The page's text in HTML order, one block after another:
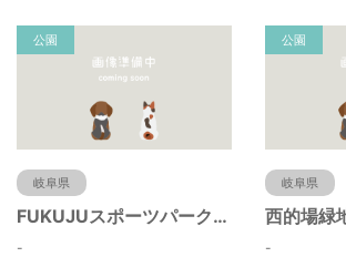
公園
岐阜県
FUKUJUスポーツパーク（羽島市運動公園）（岐阜県羽島市）
-
公園
岐阜県
-